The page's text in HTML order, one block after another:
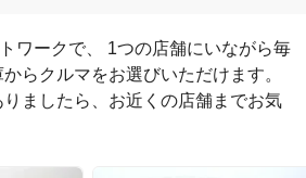
ワークで、 1つの店舗にいながら毎
らクルマをお選びいただけます。
ましたら、お近くの店舗までお気